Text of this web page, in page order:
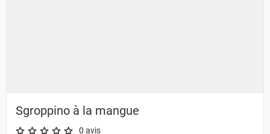
Sgroppino à la mangue
0 avis